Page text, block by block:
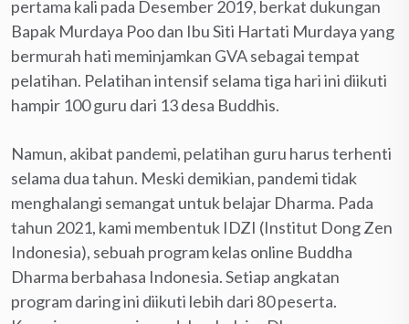
pertama kali pada Desember 2019, berkat dukungan
Bapak Murdaya Poo dan Ibu Siti Hartati Murdaya yang
bermurah hati meminjamkan GVA sebagai tempat
pelatihan. Pelatihan intensif selama tiga hari ini diikuti
hampir 100 guru dari 13 desa Buddhis.
Namun, akibat pandemi, pelatihan guru harus terhenti
selama dua tahun. Meski demikian, pandemi tidak
menghalangi semangat untuk belajar Dharma. Pada
tahun 2021, kami membentuk IDZI (Institut Dong Zen
Indonesia), sebuah program kelas online Buddha
Dharma berbahasa Indonesia. Setiap angkatan
program daring ini diikuti lebih dari 80 peserta.